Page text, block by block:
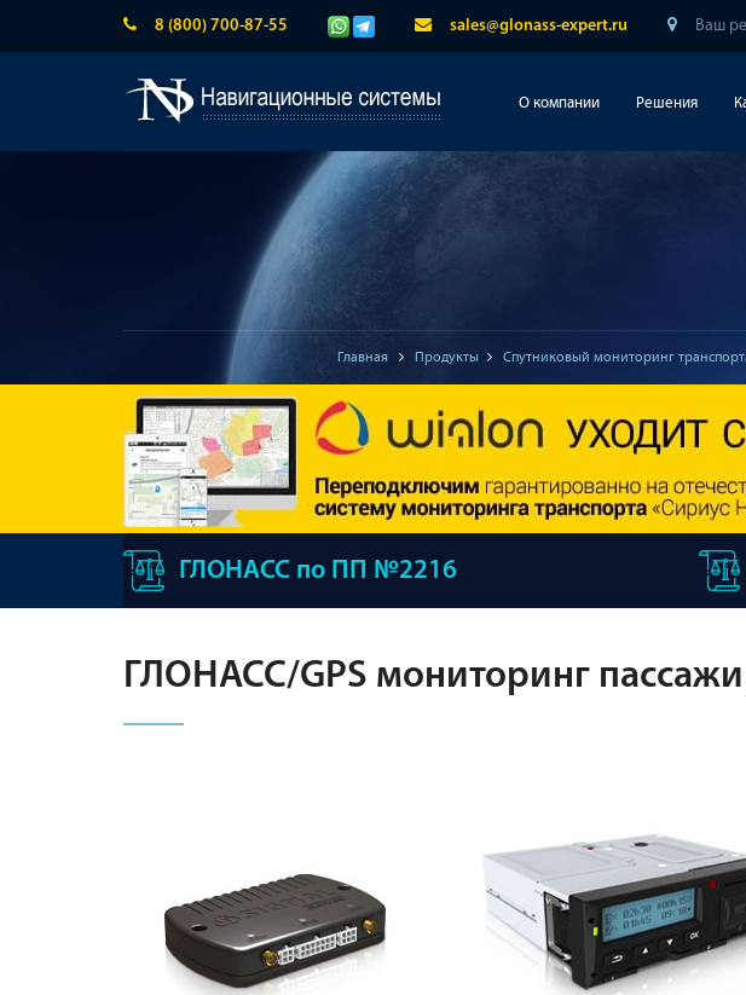
8 (800) 700-87-55 sales@glonass-expert.ru Ваш
О компании Решения
Главная Продукты Спутниковый мониторинг
ГЛОНАСС по ПП №2216
ГЛОНАСС/GPS мониторинг